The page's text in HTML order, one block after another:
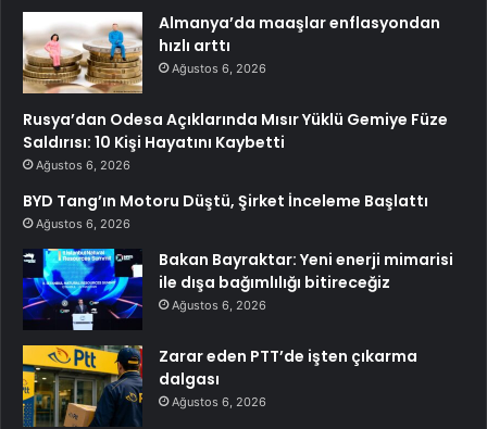
Almanya’da maaşlar enflasyondan
hızlı arttı
Ağustos 6, 2026
Rusya’dan Odesa Açıklarında Mısır Yüklü Gemiye Füze
Saldırısı: 10 Kişi Hayatını Kaybetti
Ağustos 6, 2026
BYD Tang’ın Motoru Düştü, Şirket İnceleme Başlattı
Ağustos 6, 2026
Bakan Bayraktar: Yeni enerji mimarisi
ile dışa bağımlılığı bitireceğiz
Ağustos 6, 2026
Zarar eden PTT’de işten çıkarma
dalgası
Ağustos 6, 2026